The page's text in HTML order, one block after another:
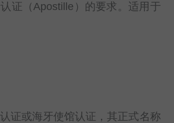
证（Apostille）的要求。适用于
证或海牙使馆认证，其正式名称